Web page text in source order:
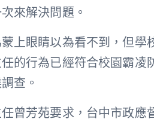
來解決問題。
上眼睛以為看不到，但學
的行為已經符合校園霸凌
查。
曾芳苑要求，台中市政應